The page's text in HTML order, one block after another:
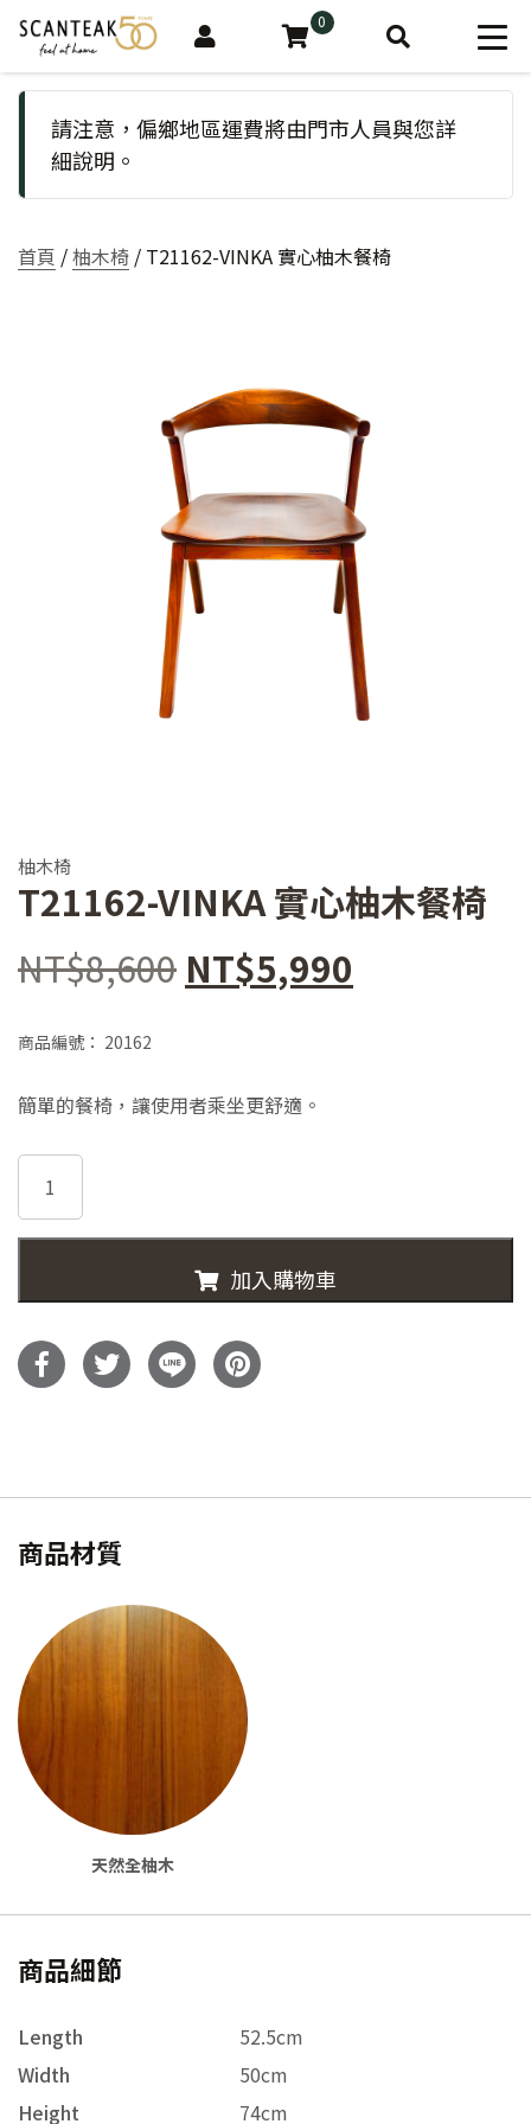
0
請注意，偏鄉地區運費將由門市人員與您詳
細說明。
首頁 /柚木椅 / T21162-VINKA 實心柚木餐椅
柚木椅
T21162-VINKA 實心柚木餐椅
NT$8,600 原
格：
NT$5,990
商品編號： 20162
簡單的餐椅，讓使用者乘坐更舒適。
T21162-
VINKA
實
木
餐
椅
數
加入購物車
商品材質
天然全柚木
商品細節
Length
52.5cm
Width
50cm
Height
74cm